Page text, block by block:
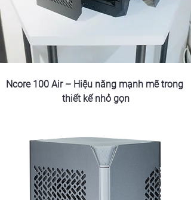
Ncore 100 Air – Hiệu năng mạnh mẽ trong
thiết kế nhỏ gọn